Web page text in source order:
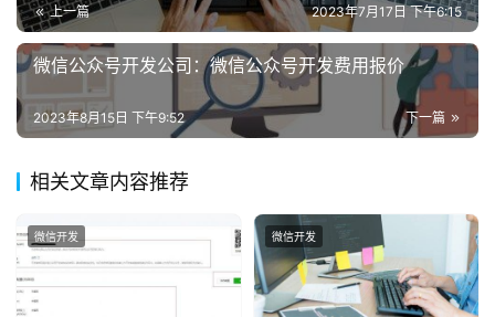
题
联
我
上一篇 2023年7月17日 下午6:15
微信公众号开发公司：微信公众号开发费用报价
下一篇
2023年8月15日 下午9:52
相关文章内容推荐
微信开发 微信开发